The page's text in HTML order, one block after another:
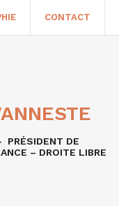
CONTACT
PRÉSIDENT DE
– DROITE LIBRE